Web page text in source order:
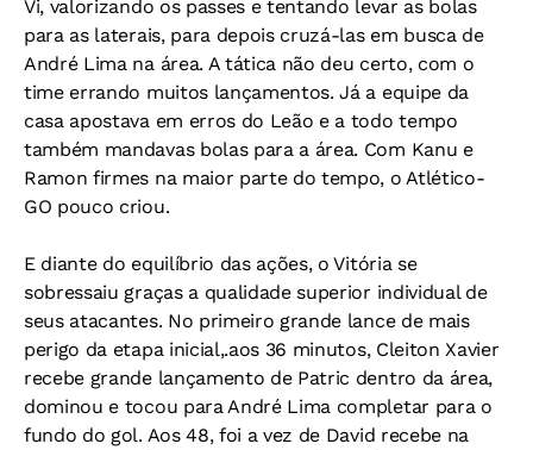
Vi, valorizando os passes e tentando levar as bolas
para as laterais, para depois cruzá-las em busca de
André Lima na área. A tática não deu certo, com o
time errando muitos lançamentos. Já a equipe da
casa apostava em erros do Leão e a todo tempo
também mandavas bolas para a área. Com Kanu e
Ramon firmes na maior parte do tempo, o Atlético-
GO pouco criou.
E diante do equilíbrio das ações, o Vitória se
sobressaiu graças a qualidade superior individual de
seus atacantes. No primeiro grande lance de mais
perigo da etapa inicial,.aos 36 minutos, Cleiton Xavier
recebe grande lançamento de Patric dentro da área,
dominou e tocou para André Lima completar para o
fundo do gol. Aos 48, foi a vez de David recebe na